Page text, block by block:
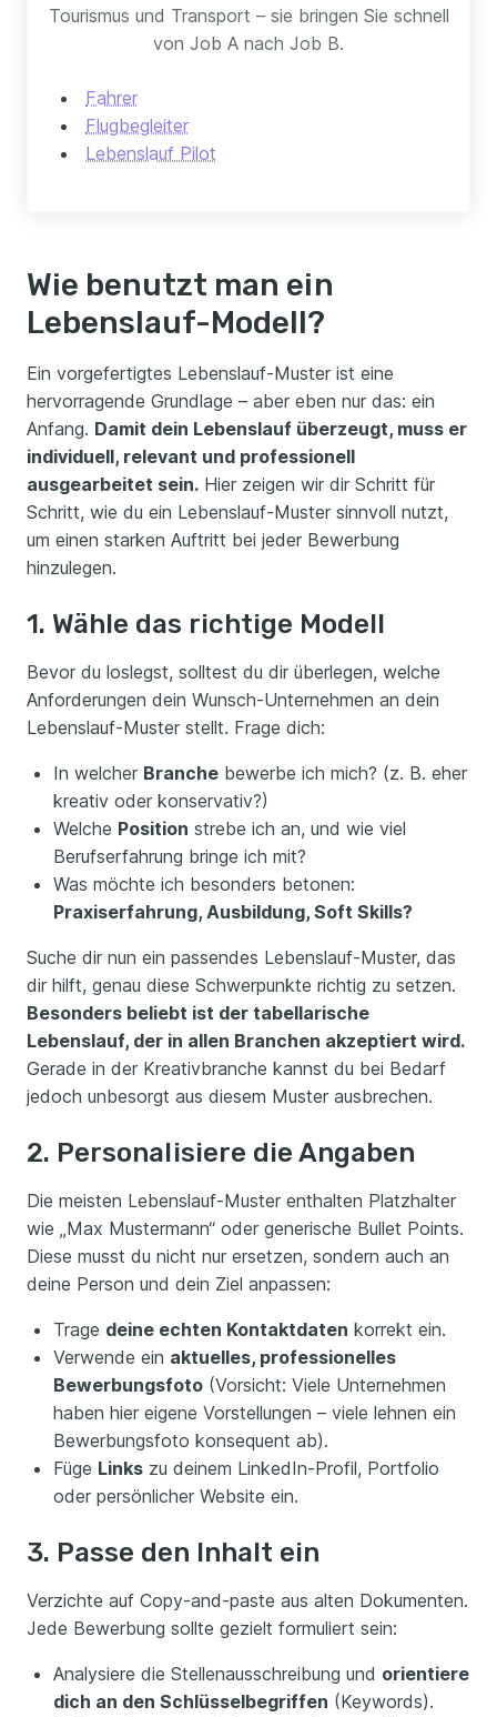
Tourismus und Transport – sie bringen Sie schnell
von Job A nach Job B.
Fahrer
Flugbegleiter
Lebenslauf Pilot
Wie benutzt man ein
Lebenslauf-Modell?
Ein vorgefertigtes Lebenslauf-Muster ist eine
hervorragende Grundlage – aber eben nur das: ein
Anfang. Damit dein Lebenslauf überzeugt, muss er
individuell, relevant und professionell
ausgearbeitet sein. Hier zeigen wir dir Schritt für
Schritt, wie du ein Lebenslauf-Muster sinnvoll nutzt,
um einen starken Auftritt bei jeder Bewerbung
hinzulegen.
1. Wähle das richtige Modell
Bevor du loslegst, solltest du dir überlegen, welche
Anforderungen dein Wunsch-Unternehmen an dein
Lebenslauf-Muster stellt. Frage dich:
In welcher Branche bewerbe ich mich? (z. B. eher
kreativ oder konservativ?)
Welche Position strebe ich an, und wie viel
Berufserfahrung bringe ich mit?
Was möchte ich besonders betonen:
Praxiserfahrung, Ausbildung, Soft Skills?
Suche dir nun ein passendes Lebenslauf-Muster, das
dir hilft, genau diese Schwerpunkte richtig zu setzen.
Besonders beliebt ist der tabellarische
Lebenslauf, der in allen Branchen akzeptiert wird.
Gerade in der Kreativbranche kannst du bei Bedarf
jedoch unbesorgt aus diesem Muster ausbrechen.
2. Personalisiere die Angaben
Die meisten Lebenslauf-Muster enthalten Platzhalter
wie „Max Mustermann“ oder generische Bullet Points.
Diese musst du nicht nur ersetzen, sondern auch an
deine Person und dein Ziel anpassen:
Trage deine echten Kontaktdaten korrekt ein.
Verwende ein aktuelles, professionelles
Bewerbungsfoto (Vorsicht: Viele Unternehmen
haben hier eigene Vorstellungen – viele lehnen ein
Bewerbungsfoto konsequent ab).
Füge Links zu deinem LinkedIn-Profil, Portfolio
oder persönlicher Website ein.
3. Passe den Inhalt ein
Verzichte auf Copy-and-paste aus alten Dokumenten.
Jede Bewerbung sollte gezielt formuliert sein:
Analysiere die Stellenausschreibung und orientiere
dich an den Schlüsselbegriffen (Keywords).